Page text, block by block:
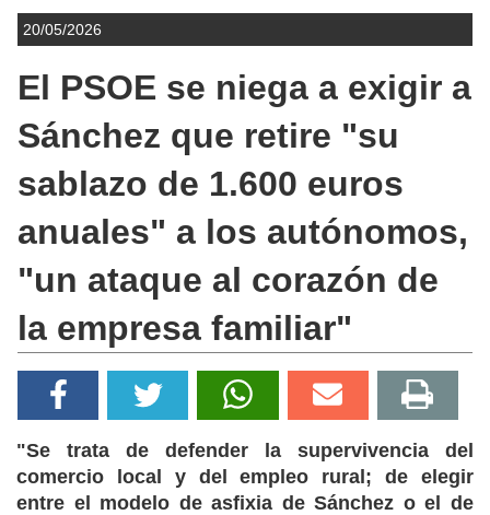
20/05/2026
El PSOE se niega a exigir a
Sánchez que retire "su
sablazo de 1.600 euros
anuales" a los autónomos,
"un ataque al corazón de
la empresa familiar"
"Se trata de defender la supervivencia del
comercio local y del empleo rural; de elegir
entre el modelo de asfixia de Sánchez o el de